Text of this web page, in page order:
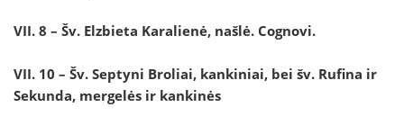
VII. 8 – Šv. Elzbieta Karalienė, našlė. Cognovi.
VII. 10 – Šv. Septyni Broliai, kankiniai, bei šv. Rufina ir
Sekunda, mergelės ir kankinės